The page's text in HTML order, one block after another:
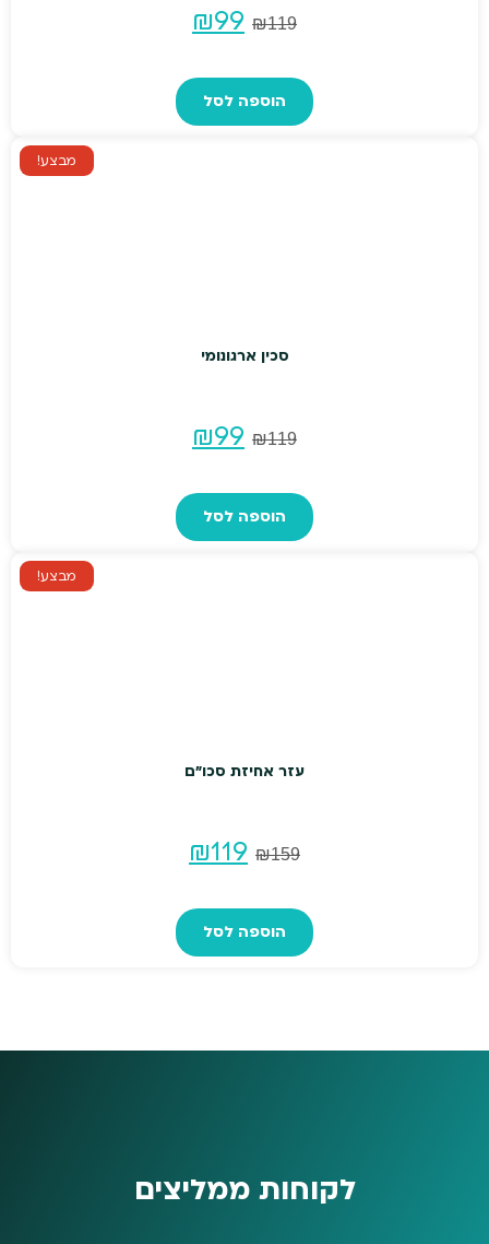
₪119
המחיר
היה:
₪99
הוא:
הוספה לסל
מבצע!
סכין ארגונומי
₪119
המחיר
היה:
₪99
הוא:
הוספה לסל
מבצע!
עזר אחיזת סכו"ם
₪159
המחיר
היה:
₪119
הוא:
הוספה לסל
לקוחות ממליצים